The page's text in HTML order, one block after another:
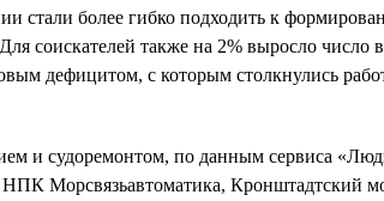
стали более гибко подходить к
соискателей также на 2% выросло
дефицитом, с которым столкнулись
и судоремонтом, по данным сервиса
Морсвязьавтоматика, Кронштадтский